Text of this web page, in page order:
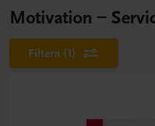
Motivation –
Filtern (1)